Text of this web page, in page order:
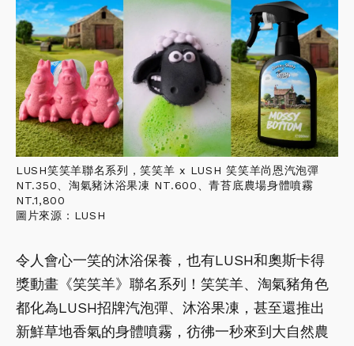
LUSH笑笑羊聯名系列，笑笑羊 x LUSH 笑笑羊尚恩汽泡彈
NT.350、淘氣豬沐浴果凍 NT.600、青苔底農場身體噴霧
NT.1,800
圖片來源：LUSH
令人會心一笑的沐浴保養，也有LUSH和奧斯卡得
獎動畫《笑笑羊》聯名系列！笑笑羊、淘氣豬角色
都化為LUSH招牌汽泡彈、沐浴果凍，甚至還推出
新鮮草地香氣的身體噴霧，彷彿一秒來到大自然農